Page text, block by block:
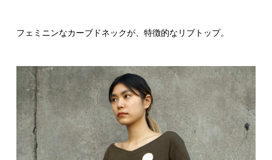
フェミニンなカーブドネックが、特徴的なリブトップ。